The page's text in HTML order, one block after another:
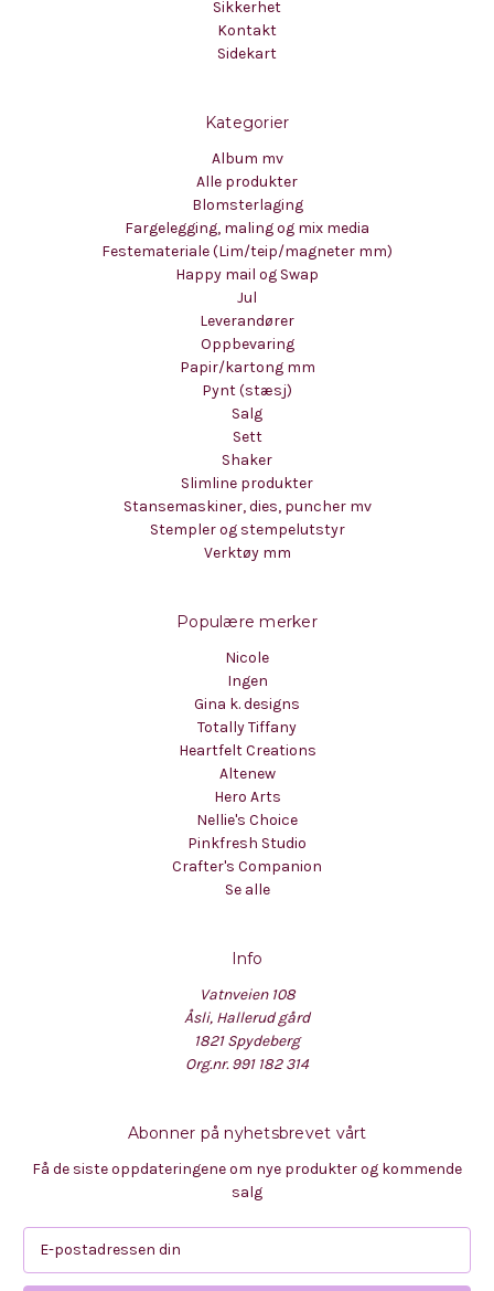
Sikkerhet
Kontakt
Sidekart
Kategorier
Album mv
Alle produkter
Blomsterlaging
Fargelegging, maling og mix media
Festemateriale (Lim/teip/magneter mm)
Happy mail og Swap
Jul
Leverandører
Oppbevaring
Papir/kartong mm
Pynt (stæsj)
Salg
Sett
Shaker
Slimline produkter
Stansemaskiner, dies, puncher mv
Stempler og stempelutstyr
Verktøy mm
Populære merker
Nicole
Ingen
Gina k. designs
Totally Tiffany
Heartfelt Creations
Altenew
Hero Arts
Nellie's Choice
Pinkfresh Studio
Crafter's Companion
Se alle
Info
Vatnveien 108
Åsli, Hallerud gård
1821 Spydeberg
Org.nr. 991 182 314
Abonner på nyhetsbrevet vårt
Få de siste oppdateringene om nye produkter og kommende
salg
p